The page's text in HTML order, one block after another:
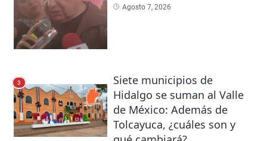
Agosto 7, 2026
3
Siete municipios de
Hidalgo se suman al Valle
de México: Además de
Tolcayuca, ¿cuáles son y